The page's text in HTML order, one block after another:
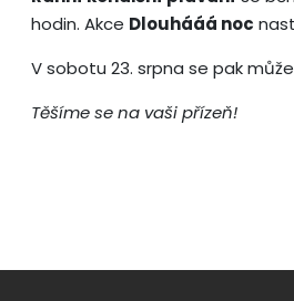
hodin. Akce Dlouhááá noc
V sobotu 23. srpna se pak
Těšíme se na vaši přízeň!